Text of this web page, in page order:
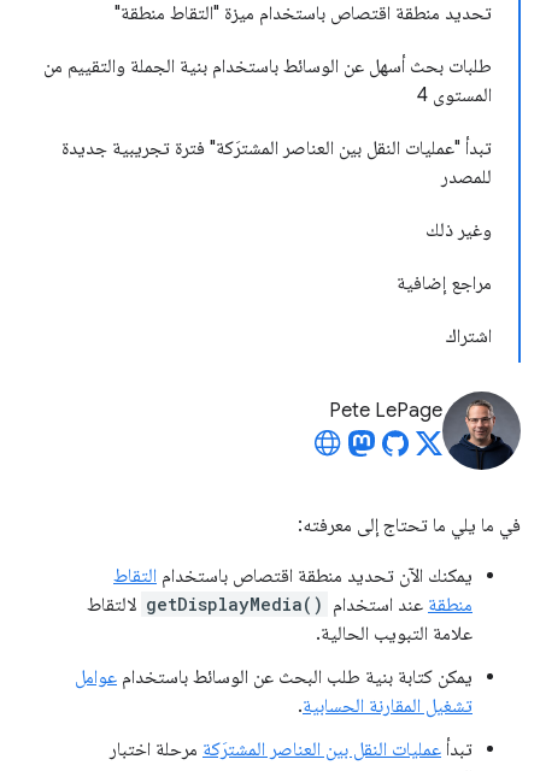
تحديد منطقة اقتصاص باستخدام ميزة "التقاط منطقة"
طلبات بحث أسهل عن الوسائط باستخدام بنية الجملة والتقييم من
المستوى 4
تبدأ "عمليات النقل بين العناصر المشترَكة" فترة تجريبية جديدة
للمصدر
وغير ذلك
مراجع إضافية
اشتراك
Pete LePage
في ما يلي ما تحتاج إلى معرفته:
يمكنك الآن تحديد منطقة اقتصاص باستخدام التقاط
منطقة عند استخدام getDisplayMedia() لالتقاط
علامة التبويب الحالية.
يمكن كتابة بنية طلب البحث عن الوسائط باستخدام عوامل
تشغيل المقارنة الحسابية.
تبدأ عمليات النقل بين العناصر المشترَكة مرحلة اختبار